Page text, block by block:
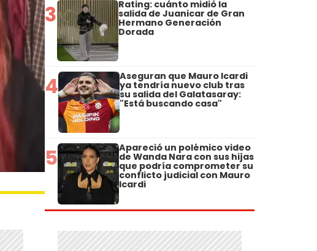
3 Rating: cuánto midió la
salida de Juanicar de Gran
Hermano Generación
Dorada
4 Aseguran que Mauro Icardi
ya tendría nuevo club tras
su salida del Galatasaray:
"Está buscando casa"
5 Apareció un polémico video
de Wanda Nara con sus hijas
que podría comprometer su
conflicto judicial con Mauro
Icardi